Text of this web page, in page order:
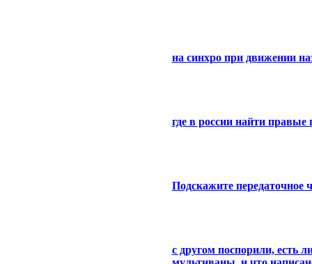
на синхро при движении
где в россии найти правые
Подскажите передаточное
с другом поспорили, есть